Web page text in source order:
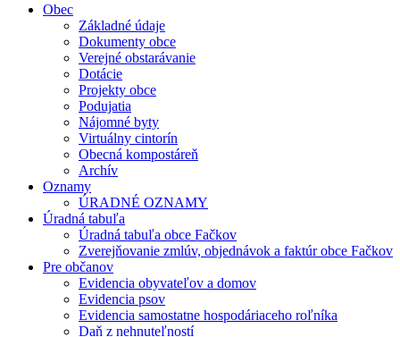
Obec
Základné údaje
Dokumenty obce
Verejné obstarávanie
Dotácie
Projekty obce
Podujatia
Nájomné byty
Virtuálny cintorín
Obecná kompostáreň
Archív
Oznamy
ÚRADNÉ OZNAMY
Úradná tabuľa
Úradná tabuľa obce Fačkov
Zverejňovanie zmlúv, objednávok a faktúr obce Fačkov
Pre občanov
Evidencia obyvateľov a domov
Evidencia psov
Evidencia samostatne hospodáriaceho roľníka
Daň z nehnuteľností